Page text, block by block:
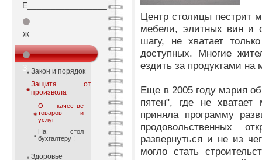
Е_________________
⚫
Ж________________
⚫
З_________________
Закон и порядок
Защита от
произвола
О качестве
товаров и
услуг
На стол
бухгалтеру !
Здоровье
Центр столицы пестрит
мебели, элитных вин и
шагу, не хватает
доступных. Многие
ездить за продуктами на
Еще в 2005 году мэрия
пятен", где не хватает
приняла программу
продовольственных
развернуться и не из
могло стать